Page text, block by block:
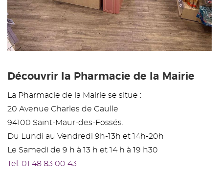
Découvrir la Pharmacie de la Mairie
La Pharmacie de la Mairie se situe :
20 Avenue Charles de Gaulle
94100 Saint-Maur-des-Fossés.
Du Lundi au Vendredi 9h-13h et 14h-20h
Le Samedi de 9 h à 13 h et 14 h à 19 h30
Tel: 01 48 83 00 43